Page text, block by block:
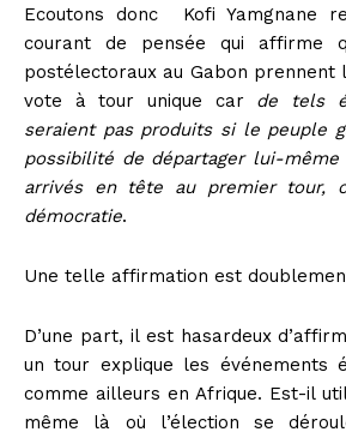
Ecoutons donc Kofi Yamgnane
courant de pensée qui affirme
postélectoraux au Gabon prennent
vote à tour unique car de tels
seraient pas produits si le peuple
possibilité de départager lui-même
arrivés en tête au premier tour,
démocratie.
Une telle affirmation est
D’une part, il est hasardeux
un tour explique les événements
comme ailleurs en Afrique. Est-il
même là où l’élection se